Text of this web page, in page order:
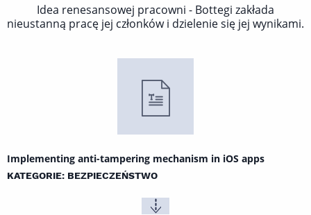
Idea renesansowej pracowni - Bottegi zakłada
nieustanną pracę jej członków i dzielenie się jej wynikami.
Implementing anti-tampering mechanism in iOS apps
KATEGORIE: BEZPIECZEŃSTWO